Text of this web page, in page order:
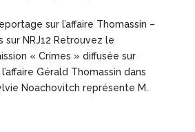
sur l’affaire Thomassin –
sur NRJ12 Retrouvez le
« Crimes » diffusée sur
Gérald Thomassin dans
Noachovitch représente M.